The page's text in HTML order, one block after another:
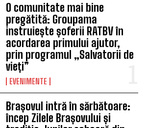
O comunitate mai bine
pregătită: Groupama
instruiește șoferii RATBV în
acordarea primului ajutor,
prin programul „Salvatorii de
vieți”
EVENIMENTE
Brașovul intră în sărbătoare:
încep Zilele Brașovului și